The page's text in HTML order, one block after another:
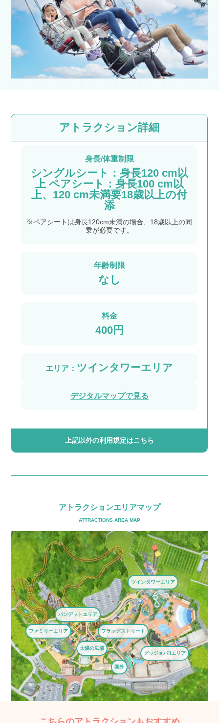
アトラクション詳細
身長/体重制限
シングルシート：身長120 cm以
上 ペアシート：身長100 cm以
上、120 cm未満要18歳以上の付
添
※ペアシートは身長120cm未満の場合、18歳以上の同
乗が必要です。
年齢制限
なし
料金
400円
エリア： ツインタワーエリア
デジタルマップで見る
上記以外の利用規定はこちら
アトラクションエリアマップ
ATTRACTIONS AREA MAP
グッジョバ!!エリア
太陽の広場
ツインタワーエリア
フラッグストリート
ファミリーエリア
バンデットエリア
園外